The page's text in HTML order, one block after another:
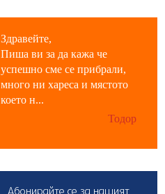
Здравейте,
Пиша ви за да кажа че
успешно сме се прибрали,
много ни хареса и мястото
което н...
Тодор